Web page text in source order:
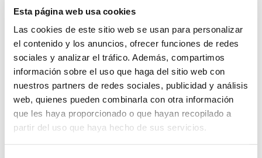
Esta página web usa cookies
Las cookies de este sitio web se usan para personalizar
el contenido y los anuncios, ofrecer funciones de redes
sociales y analizar el tráfico. Además, compartimos
información sobre el uso que haga del sitio web con
nuestros partners de redes sociales, publicidad y análisis
web, quienes pueden combinarla con otra información
que les haya proporcionado o que hayan recopilado a
partir del uso que haya hecho de sus servicios.
cambia la vida». Y lo hace llamándote por tu
nombre. «El acercamiento de Jesús consiste en
llamar personalmente –solo él conoce nuestro
verdadero nombre– y al mismo tiempo dar una
tarea –afirma Varden–. Como hace con Zaqueo
cuando le pide que le invite a cenar. La expresión
suprema de la misericordia de Dios es mostrarnos
que tenemos algo valioso que ofrecer. Nos llama